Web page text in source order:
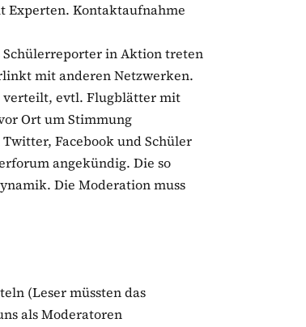
Experten. Kontaktaufnahme
in Aktion treten
mit anderen Netzwerken.
verteilt, evtl. Flugblätter mit
Ort um Stimmung
Facebook und Schüler
angekündig. Die so
Die Moderation muss
(Leser müssten das
als Moderatoren